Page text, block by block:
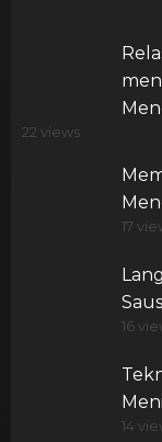
22 views
17
16
14